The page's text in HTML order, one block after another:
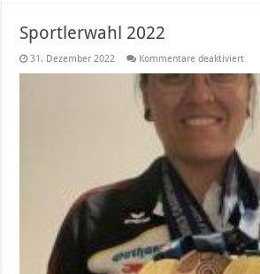
Sportlerwahl 2022
31. Dezember 2022 Kommentare deaktiviertfür
2022